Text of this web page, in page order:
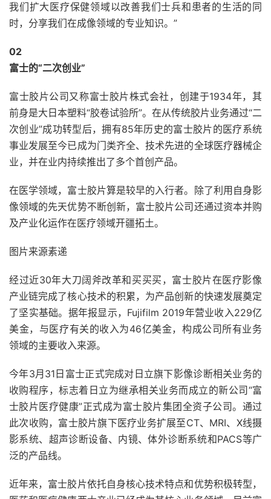
我们扩大医疗保健领域以改善我们士兵和患者的生活的同
时，分享我们在成像领域的专业知识。”
02
富士的“二次创业”
富士胶片公司又称富士胶片株式会社，创建于1934年，其
前身是大日本塑料“胶卷试验所”。在从传统胶片业务通过“二
次创业”成功转型后，拥有85年历史的富士胶片的医疗系统
事业发展至今已成为门类齐全、技术先进的全球医疗器械企
业，并在业内持续推出了多个首创产品。
在医学领域，富士胶片算是较早的入行者。除了利用自身影
像领域的先天优势不断创新，富士胶片公司还通过资本并购
及产业化运作在医疗领域开疆拓土。
图片来源素递
经过近30年大刀阔斧改革和买买买，富士胶片在医疗影像
产业链完成了核心技术的积累，为产品创新的快速发展奠定
了坚实基础。据年报显示，Fujifilm 2019年营业收入229亿
美金，与医疗有关的收入为46亿美金，构成公司所有业务
领域的主要收入来源。
今年3月31日富士正式完成对日立旗下影像诊断相关业务的
收购程序，标志着日立为继承相关业务而成立的新公司“富
士胶片医疗健康”正式成为富士胶片集团全资子公司。通过
此次收购，富士胶片旗下医疗业务扩展至CT、MRI、X线摄
影系统、超声诊断设备、内镜、体外诊断系统和PACS等广
泛的产品线。
近年来，富士胶片依托自身核心技术特点和优势积极转型，